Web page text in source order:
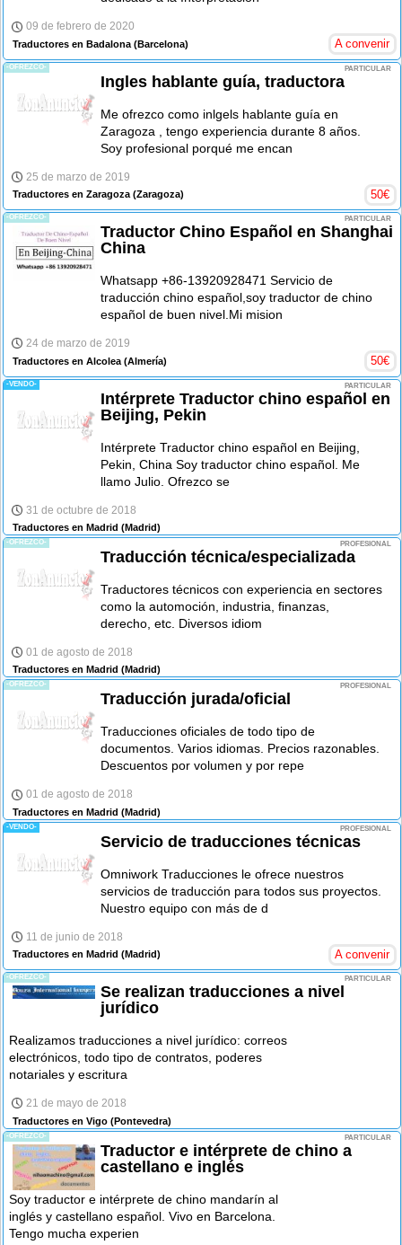
09 de febrero de 2020
Traductores en Badalona (Barcelona) A convenir
-OFREZCO- PARTICULAR
Ingles hablante guía, traductora
Me ofrezco como inlgels hablante guía en
Zaragoza , tengo experiencia durante 8 años.
Soy profesional porqué me encan
25 de marzo de 2019
Traductores en Zaragoza (Zaragoza) 50€
-OFREZCO- PARTICULAR
Traductor Chino Español en Shanghai
China
Whatsapp +86-13920928471 Servicio de
traducción chino español,soy traductor de chino
español de buen nivel.Mi mision
24 de marzo de 2019
Traductores en Alcolea (Almería) 50€
-VENDO- PARTICULAR
Intérprete Traductor chino español en
Beijing, Pekin
Intérprete Traductor chino español en Beijing,
Pekin, China Soy traductor chino español. Me
llamo Julio. Ofrezco se
31 de octubre de 2018
Traductores en Madrid (Madrid)
-OFREZCO- PROFESIONAL
Traducción técnica/especializada
Traductores técnicos con experiencia en sectores
como la automoción, industria, finanzas,
derecho, etc. Diversos idiom
01 de agosto de 2018
Traductores en Madrid (Madrid)
-OFREZCO- PROFESIONAL
Traducción jurada/oficial
Traducciones oficiales de todo tipo de
documentos. Varios idiomas. Precios razonables.
Descuentos por volumen y por repe
01 de agosto de 2018
Traductores en Madrid (Madrid)
-VENDO- PROFESIONAL
Servicio de traducciones técnicas
Omniwork Traducciones le ofrece nuestros
servicios de traducción para todos sus proyectos.
Nuestro equipo con más de d
11 de junio de 2018
Traductores en Madrid (Madrid) A convenir
-OFREZCO- PARTICULAR
Se realizan traducciones a nivel
jurídico
Realizamos traducciones a nivel jurídico: correos
electrónicos, todo tipo de contratos, poderes
notariales y escritura
21 de mayo de 2018
Traductores en Vigo (Pontevedra)
-OFREZCO- PARTICULAR
Traductor e intérprete de chino a
castellano e inglés
Soy traductor e intérprete de chino mandarín al
inglés y castellano español. Vivo en Barcelona.
Tengo mucha experien